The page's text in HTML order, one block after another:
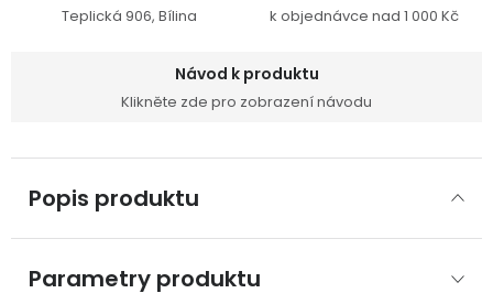
Teplická 906, Bílina k objednávce nad 1 000 Kč
Návod k produktu
Klikněte zde pro zobrazení návodu
Popis produktu
Parametry produktu